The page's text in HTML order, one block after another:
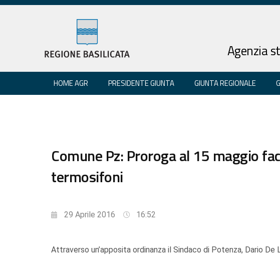
Agenzia
HOME AGR PRESIDENTE GIUNTA GIUNTA REGIONALE
Comune Pz: Proroga al 15 maggio
termosifoni
29 Aprile 2016 16:52
Attraverso un’apposita ordinanza il Sindaco di Potenza, Dario De